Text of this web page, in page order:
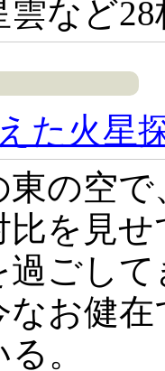
雲など
た火星
の空
比を見
過ごし
なお健
。